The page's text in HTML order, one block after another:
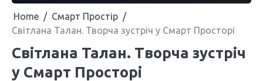
Home
Смарт Простір
Світлана Талан. Творча зустріч у Смарт Просторі
Світлана Талан. Творча зустріч
у Смарт Просторі